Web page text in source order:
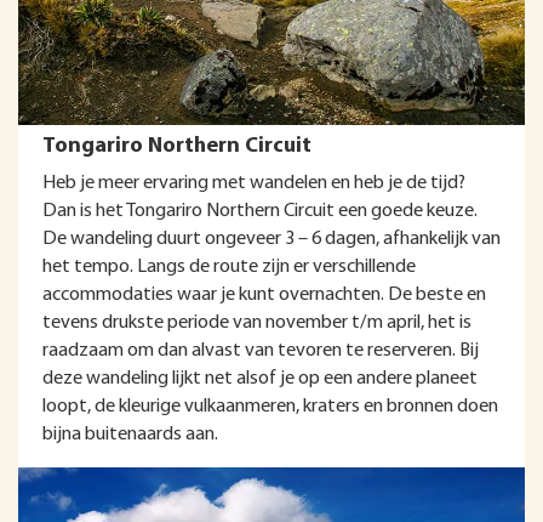
Tongariro Northern Circuit
Heb je meer ervaring met wandelen en heb je de tijd?
Dan is het Tongariro Northern Circuit een goede keuze.
De wandeling duurt ongeveer 3 – 6 dagen, afhankelijk van
het tempo. Langs de route zijn er verschillende
accommodaties waar je kunt overnachten. De beste en
tevens drukste periode van november t/m april, het is
raadzaam om dan alvast van tevoren te reserveren. Bij
deze wandeling lijkt net alsof je op een andere planeet
loopt, de kleurige vulkaanmeren, kraters en bronnen doen
bijna buitenaards aan.